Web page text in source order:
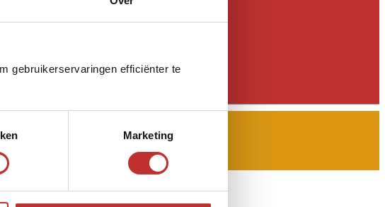
gebruikerservaringen efficiënter te
Marketing